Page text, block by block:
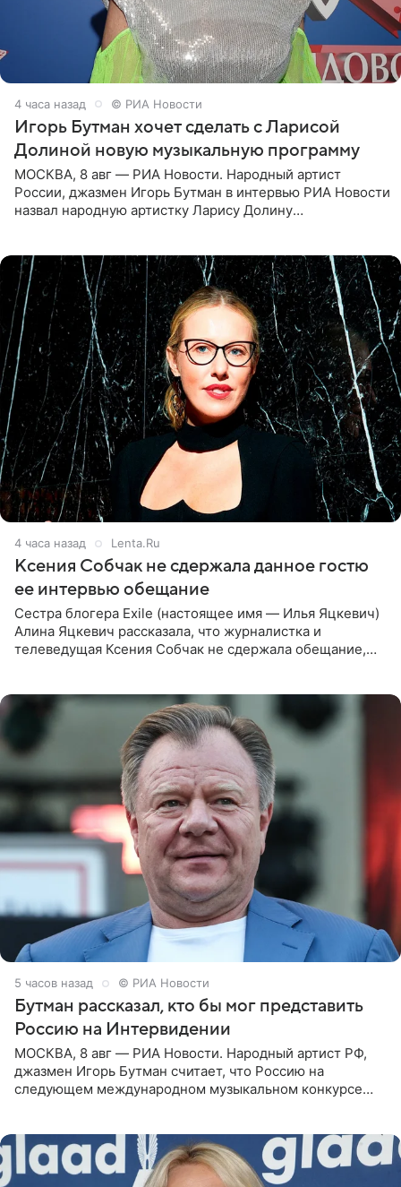
4 часа назад © РИА Новости
Игорь Бутман хочет сделать с Ларисой
Долиной новую музыкальную программу
МОСКВА, 8 авг — РИА Новости. Народный артист
России, джазмен Игорь Бутман в интервью РИА Новости
назвал народную артистку Ларису Долину
4 часа назад Lenta.Ru
Ксения Собчак не сдержала данное гостю
ее интервью обещание
Сестра блогера Exile (настоящее имя — Илья Яцкевич)
Алина Яцкевич рассказала, что журналистка и
телеведущая Ксения Собчак не сдержала обещание,
5 часов назад © РИА Новости
Бутман рассказал, кто бы мог представить
Россию на Интервидении
МОСКВА, 8 авг — РИА Новости. Народный артист РФ,
джазмен Игорь Бутман считает, что Россию на
следующем международном музыкальном конкурсе